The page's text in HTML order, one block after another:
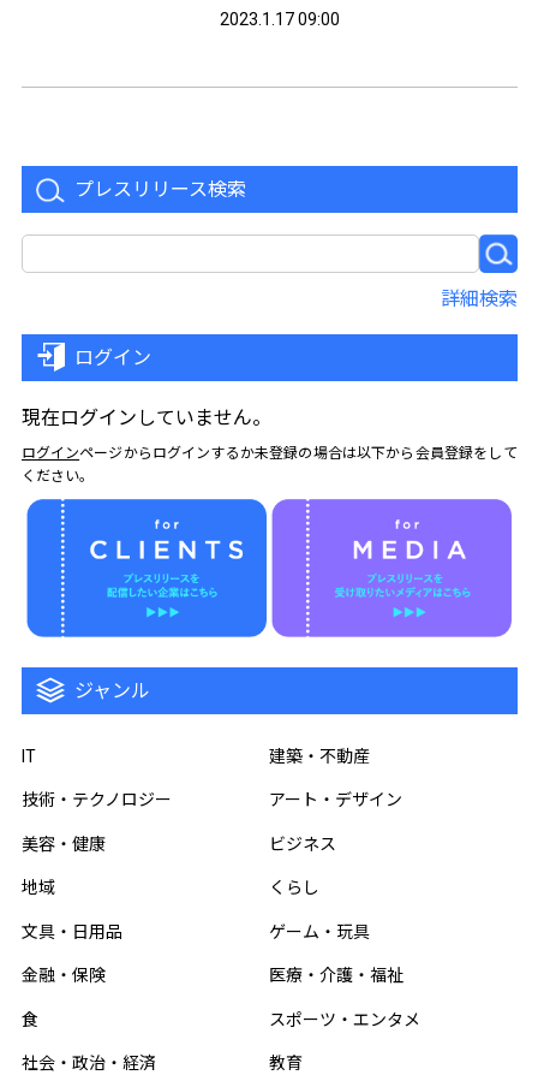
021年9月に開始以来、製作数は500個
2023.1.17 09:00
プレスリリース検索
詳細検索
ログイン
現在ログインしていません。
ログインページからログインするか未登録の場合は以下から会員登録をして
ください。
ジャンル
IT 建築・不動産
技術・テクノロジー アート・デザイン
美容・健康 ビジネス
地域 くらし
文具・日用品 ゲーム・玩具
金融・保険 医療・介護・福祉
食 スポーツ・エンタメ
社会・政治・経済 教育